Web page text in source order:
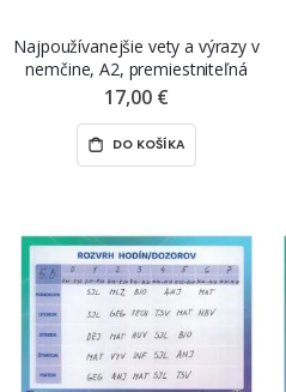
Najpoužívanejšie vety a výrazy v
nemčine, A2, premiestniteľná
nálepka ŠEVT NANO print
17,00 €
DO KOŠÍKA